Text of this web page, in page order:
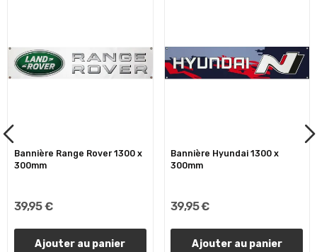
Bannière Range Rover 1300 x
300mm
39,95 €
Ajouter au panier
Bannière Hyundai 1300 x
300mm
39,95 €
Ajouter au panier